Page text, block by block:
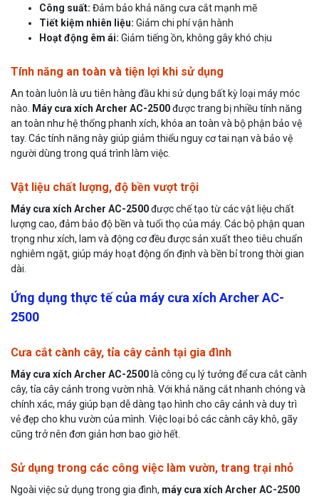
Công suất: Đảm bảo khả năng cưa cắt mạnh mẽ
Tiết kiệm nhiên liệu: Giảm chi phí vận hành
Hoạt động êm ái: Giảm tiếng ồn, không gây khó chịu
Tính năng an toàn và tiện lợi khi sử dụng
An toàn luôn là ưu tiên hàng đầu khi sử dụng bất kỳ loại máy móc
nào.
Máy cưa xích Archer AC-2500được trang bị nhiều tính năng
an toàn như hệ thống phanh xích, khóa an toàn và bộ phận bảo vệ
tay. Các tính năng này giúp giảm thiểu nguy cơ tai nạn và bảo vệ
người dùng trong quá trình làm việc.
Vật liệu chất lượng, độ bền vượt trội
Máy cưa xích Archer AC-2500được chế tạo từ các vật liệu chất
lượng cao, đảm bảo độ bền và tuổi thọ của máy. Các bộ phận quan
trọng như xích, lam và động cơ đều được sản xuất theo tiêu chuẩn
nghiêm ngặt, giúp máy hoạt động ổn định và bền bỉ trong thời gian
dài.
Ứng dụng thực tế của máy cưa xích Archer AC-
2500
Cưa cắt cành cây, tỉa cây cảnh tại gia đình
Máy cưa xích Archer AC-2500 là công cụ lý tưởng để cưa cắt cành
cây, tỉa cây cảnh trong vườn nhà. Với khả năng cắt nhanh chóng và
chính xác, máy giúp bạn dễ dàng tạo hình cho cây cảnh và duy trì
vẻ đẹp cho khu vườn của mình. Việc loại bỏ các cành cây khô, gãy
cũng trở nên đơn giản hơn bao giờ hết.
Sử dụng trong các công việc làm vườn, trang trại nhỏ
Ngoài việc sử dụng trong gia đình, máy cưa xích Archer AC-2500